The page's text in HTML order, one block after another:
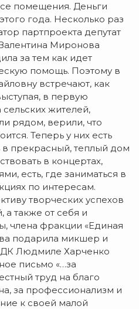
помещения. Деньги
года. Несколько раз
партпроекта депутат
Миронова
за тем как идет
помощь. Поэтому в
встречают, как
в первую
жителей,
рядом, верили, что
Теперь у них есть
прекрасный, теплый дом
в концертах,
есть, где заниматься в
по интересам.
творческих успехов
а также от себя и
члена фракции «Единая
подарила микшер и
Людмиле Харченко
письмо «…за
труд на благо
за профессионализм и
к своей малой